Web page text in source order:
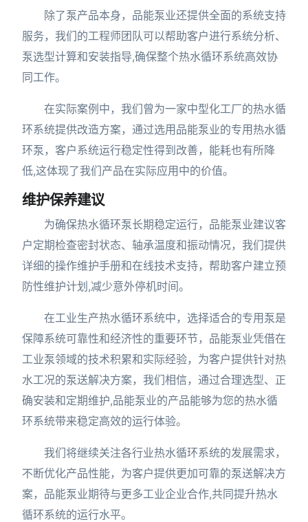
除了泵产品本身，品能泵业还提供全面的系统支持
服务，我们的工程师团队可以帮助客户进行系统分析、
泵选型计算和安装指导,确保整个热水循环系统高效协
同工作。
在实际案例中，我们曾为一家中型化工厂的热水循
环系统提供改造方案，通过选用品能泵业的专用热水循
环泵，客户系统运行稳定性得到改善，能耗也有所降
低,这体现了我们产品在实际应用中的价值。
维护保养建议
为确保热水循环泵长期稳定运行，品能泵业建议客
户定期检查密封状态、轴承温度和振动情况，我们提供
详细的操作维护手册和在线技术支持，帮助客户建立预
防性维护计划,减少意外停机时间。
在工业生产热水循环系统中，选择适合的专用泵是
保障系统可靠性和经济性的重要环节，品能泵业凭借在
工业泵领域的技术积累和实际经验，为客户提供针对热
水工况的泵送解决方案，我们相信，通过合理选型、正
确安装和定期维护,品能泵业的产品能够为您的热水循
环系统带来稳定高效的运行体验。
我们将继续关注各行业热水循环系统的发展需求，
不断优化产品性能，为客户提供更加可靠的泵送解决方
案，品能泵业期待与更多工业企业合作,共同提升热水
循环系统的运行水平。